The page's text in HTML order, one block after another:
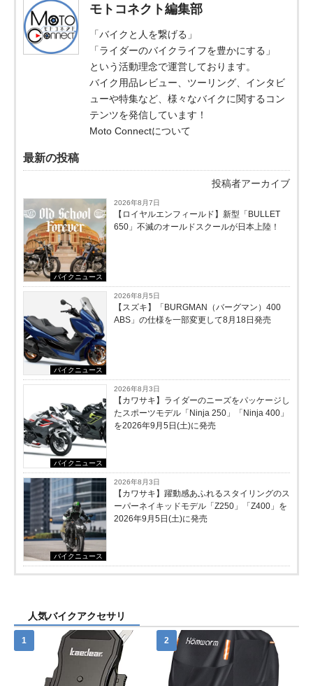
モトコネクト編集部
「バイクと人を繋げる」
「ライダーのバイクライフを豊かにする」
という活動理念で運営しております。
バイク用品レビュー、ツーリング、インタビ
ューや特集など、様々なバイクに関するコン
テンツを発信しています！
Moto Connectについて
最新の投稿
投稿者アーカイブ
バイクニュース
2026年8月7日
【ロイヤルエンフィールド】新型「BULLET
650」不滅のオールドスクールが⽇本上陸！
バイクニュース
2026年8月5日
【スズキ】「BURGMAN（バーグマン）400
ABS」の仕様を一部変更して8月18日発売
バイクニュース
2026年8月3日
【カワサキ】ライダーのニーズをパッケージし
たスポーツモデル「Ninja 250」「Ninja 400」
を2026年9月5日(土)に発売
バイクニュース
2026年8月3日
【カワサキ】躍動感あふれるスタイリングのス
ーパーネイキッドモデル「Z250」「Z400」を
2026年9月5日(土)に発売
人気バイクアクセサリ